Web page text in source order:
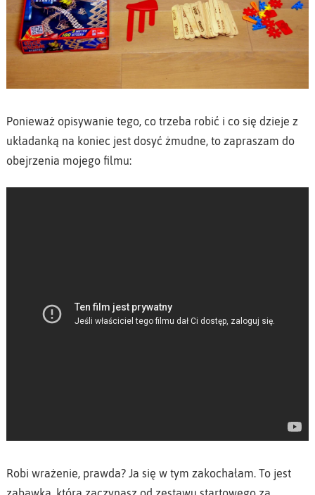
Ponieważ opisywanie tego, co trzeba robić i co się dzieje z
układanką na koniec jest dosyć żmudne, to zapraszam do
obejrzenia mojego filmu:
Robi wrażenie, prawda? Ja się w tym zakochałam. To jest